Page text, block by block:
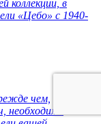
коллекции, в
«Цебо» с 1940-
чем,